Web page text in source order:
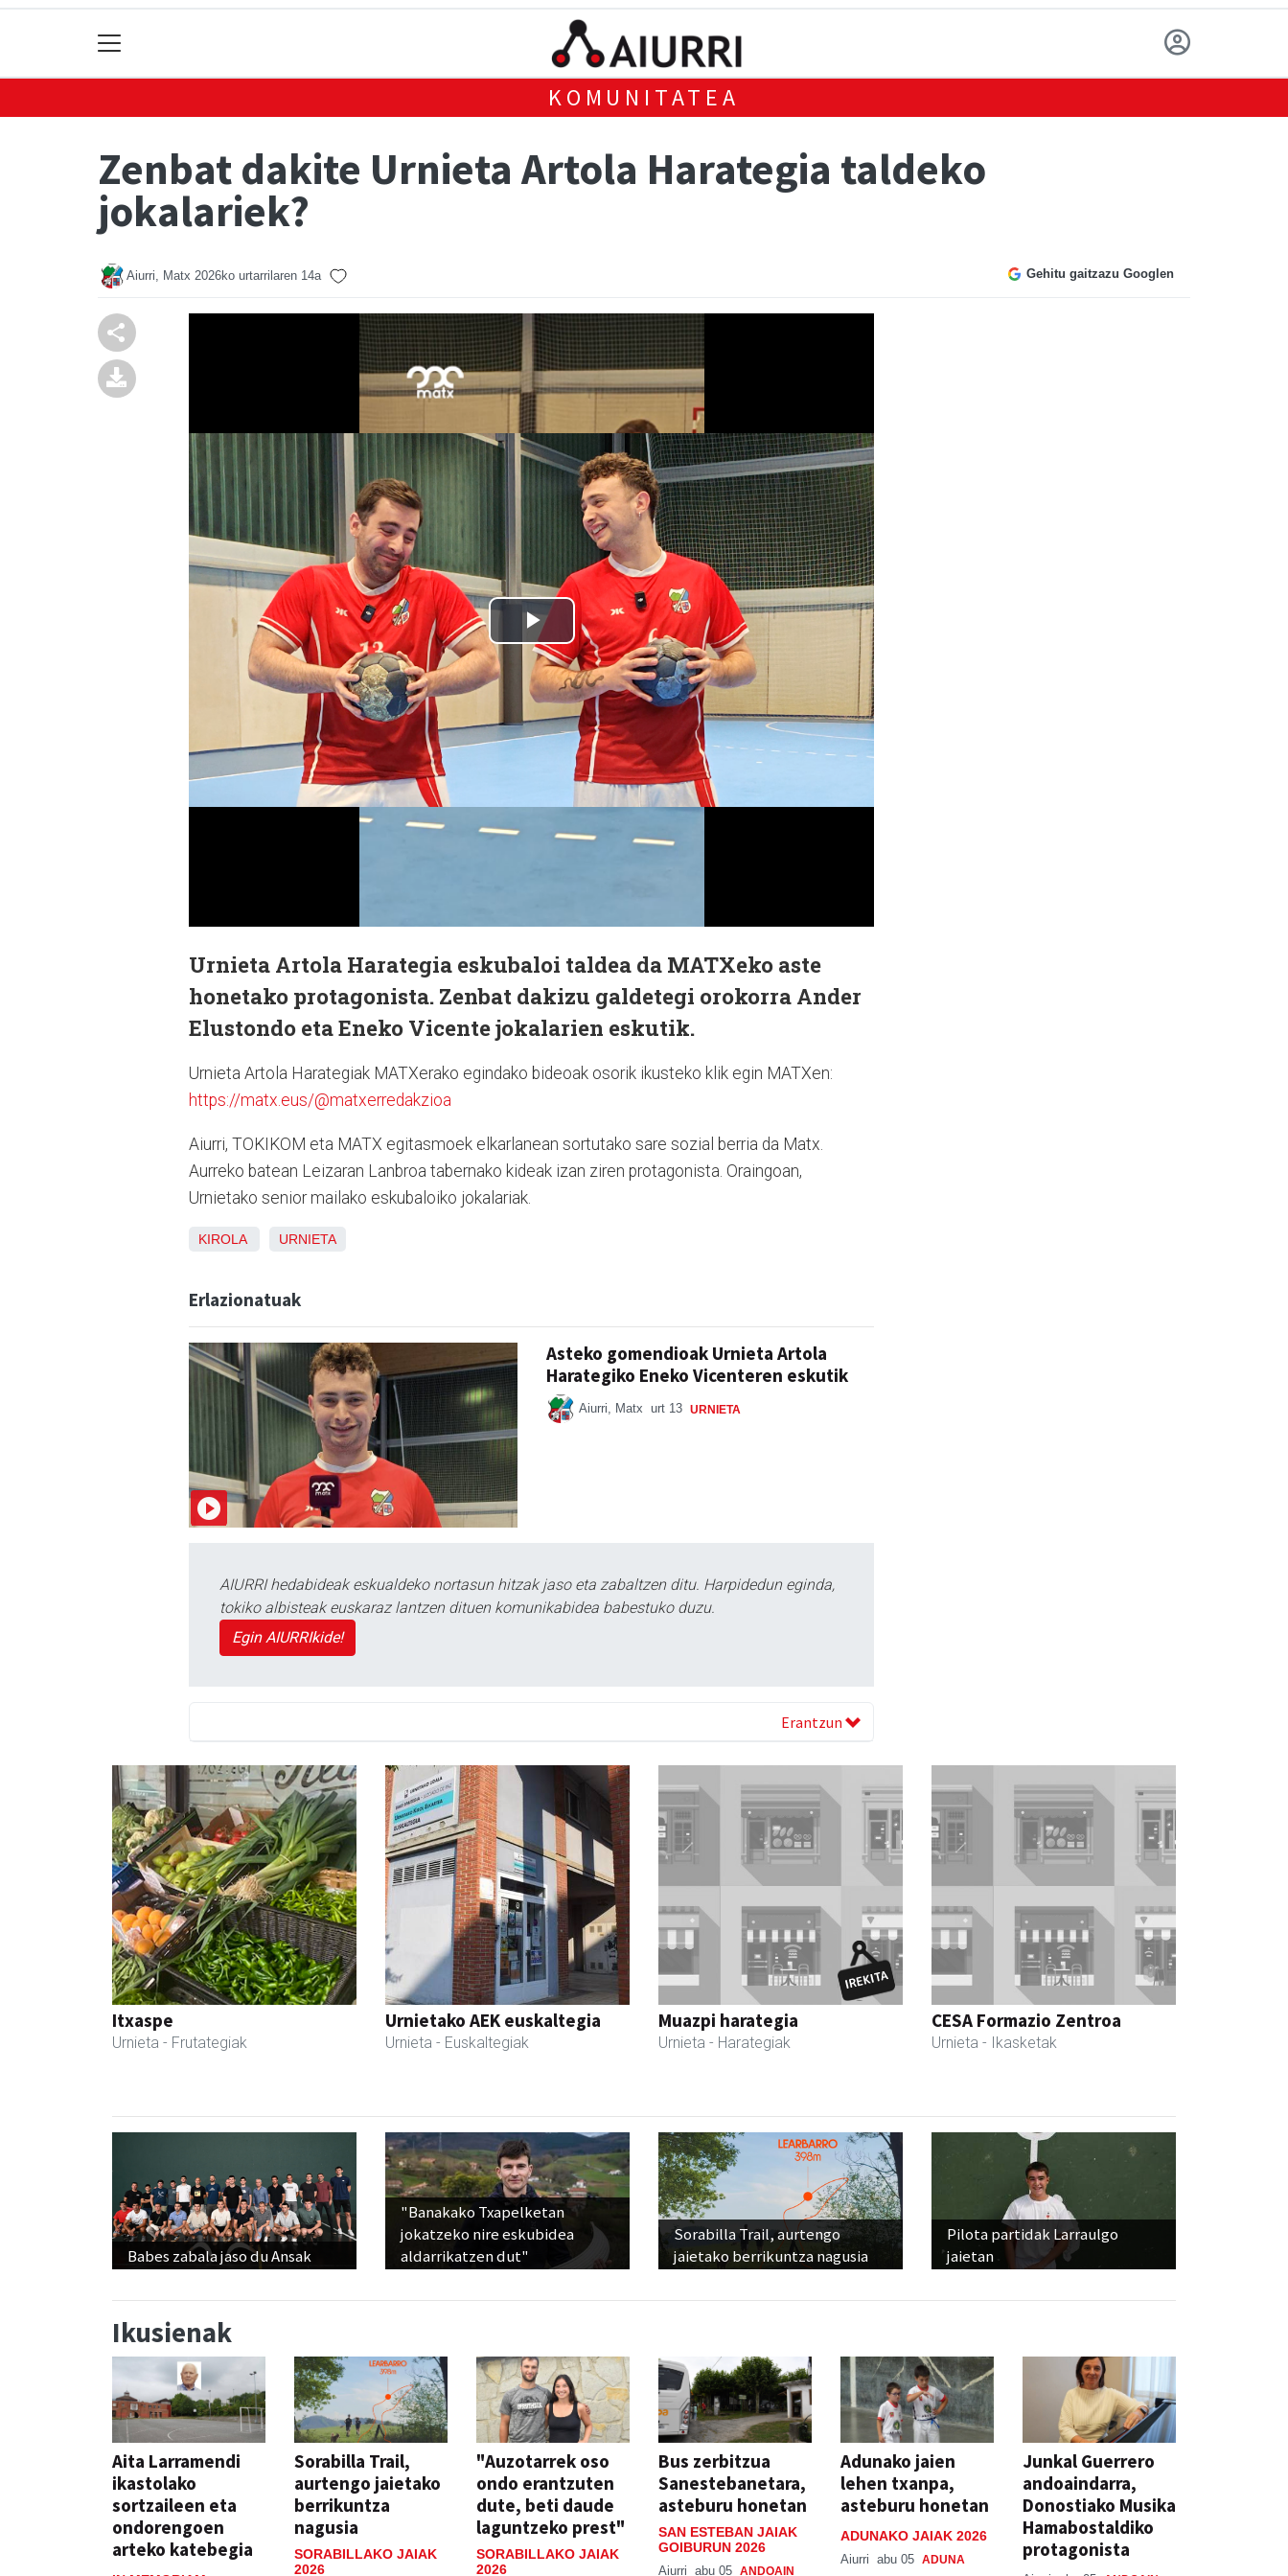
KOMUNITATEA
Zenbat dakite Urnieta Artola Harategia taldeko
jokalariek?
Aiurri, Matx 2026ko urtarrilaren 14a Gehitu gaitzazu Googlen
Urnieta Artola Harategia eskubaloi taldea da MATXeko aste
honetako protagonista. Zenbat dakizu galdetegi orokorra Ander
Elustondo eta Eneko Vicente jokalarien eskutik.
Urnieta Artola Harategiak MATXerako egindako bideoak osorik ikusteko klik egin MATXen:
https://matx.eus/@matxerredakzioa
Aiurri, TOKIKOM eta MATX egitasmoek elkarlanean sortutako sare sozial berria da Matx.
Aurreko batean Leizaran Lanbroa tabernako kideak izan ziren protagonista. Oraingoan,
Urnietako senior mailako eskubaloiko jokalariak.
KIROLA URNIETA
Erlazionatuak
Asteko gomendioak Urnieta Artola
Harategiko Eneko Vicenteren eskutik
Aiurri, Matx urt 13 URNIETA
AIURRI hedabideak eskualdeko nortasun hitzak jaso eta zabaltzen ditu. Harpidedun eginda,
tokiko albisteak euskaraz lantzen dituen komunikabidea babestuko duzu.
Egin AIURRIkide!
Erantzun
Itxaspe
Urnieta - Frutategiak
Urnietako AEK euskaltegia
Urnieta - Euskaltegiak
Muazpi harategia
Urnieta - Harategiak
CESA Formazio Zentroa
Urnieta - Ikasketak
Babes zabala jaso du Ansak
"Banakako Txapelketan
jokatzeko nire eskubidea
aldarrikatzen dut"
Sorabilla Trail, aurtengo
jaietako berrikuntza nagusia
Pilota partidak Larraulgo
jaietan
Ikusienak
Aita Larramendi
ikastolako
sortzaileen eta
ondorengoen
arteko katebegia
Sorabilla Trail,
aurtengo jaietako
berrikuntza
nagusia
SORABILLAKO JAIAK
2026
"Auzotarrek oso
ondo erantzuten
dute, beti daude
laguntzeko prest"
SORABILLAKO JAIAK
2026
Bus zerbitzua
Sanestebanetara,
asteburu honetan
SAN ESTEBAN JAIAK
GOIBURUN 2026
Aiurri abu 05 ANDOAIN
Adunako jaien
lehen txanpa,
asteburu honetan
ADUNAKO JAIAK 2026
Aiurri abu 05 ADUNA
Junkal Guerrero
andoaindarra,
Donostiako Musika
Hamabostaldiko
protagonista